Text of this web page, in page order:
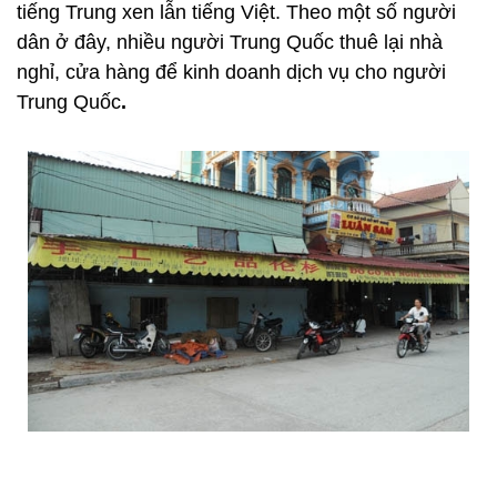
tiếng Trung xen lẫn tiếng Việt. Theo một số người
dân ở đây, nhiều người Trung Quốc thuê lại nhà
nghỉ, cửa hàng để kinh doanh dịch vụ cho người
Trung Quốc.